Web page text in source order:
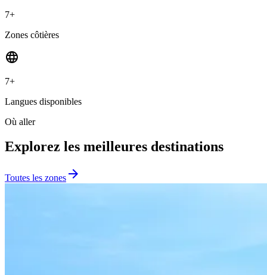
7+
Zones côtières
language
7+
Langues disponibles
Où aller
Explorez les meilleures destinations
Toutes les zones arrow_forward